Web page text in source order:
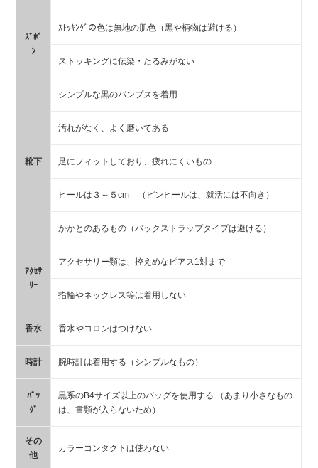
ｽﾞﾎﾞ
ﾝ
ｽﾄｯｷﾝｸﾞの色は無地の肌色（黒や柄物は避ける）
ストッキングに伝染・たるみがない
靴下
シンプルな黒のパンプスを着用
汚れがなく、よく磨いてある
足にフィットしており、疲れにくいもの
ヒールは３～５cm （ピンヒールは、就活には不向き）
かかとのあるもの（バックストラップタイプは避ける）
ｱｸｾｻ
ﾘｰ
アクセサリー類は、控えめなピアス1対まで
指輪やネックレス等は着用しない
香水 香水やコロンはつけない
時計 腕時計は着用する（シンプルなもの）
ﾊﾞｯ
ｸﾞ
黒系のB4サイズ以上のバッグを使用する （あまり小さなもの
は、書類が入らないため）
その
他
カラーコンタクトは使わない